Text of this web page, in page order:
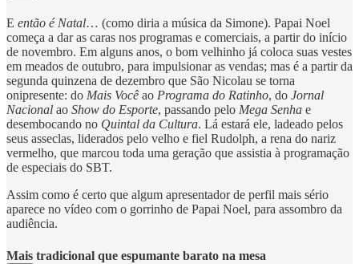
E então é Natal… (como diria a música da Simone). Papai Noel
começa a dar as caras nos programas e comerciais, a partir do início
de novembro. Em alguns anos, o bom velhinho já coloca suas vestes
em meados de outubro, para impulsionar as vendas; mas é a partir da
segunda quinzena de dezembro que São Nicolau se torna
onipresente: do Mais Você ao Programa do Ratinho, do Jornal
Nacional ao Show do Esporte, passando pelo Mega Senha e
desembocando no Quintal da Cultura. Lá estará ele, ladeado pelos
seus asseclas, liderados pelo velho e fiel Rudolph, a rena do nariz
vermelho, que marcou toda uma geração que assistia à programação
de especiais do SBT.
Assim como é certo que algum apresentador de perfil mais sério
aparece no vídeo com o gorrinho de Papai Noel, para assombro da
audiência.
Mais tradicional que espumante barato na mesa